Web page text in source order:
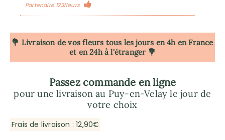
Partenaire 123fleurs
💐 Livraison de vos fleurs tous les jours en 4h en France
et en 24h à l'étranger 💐
Passez commande en ligne
pour une livraison au Puy-en-Velay le jour de
votre choix
Frais de livraison : 12,90€